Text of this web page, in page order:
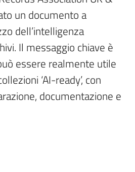
un documento a
dell’intelligenza
Il messaggio chiave è
essere realmente utile
‘AI-ready’, con
documentazione e